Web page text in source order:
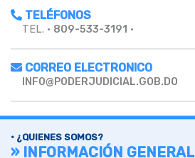
TELÉFONOS
TEL. • 809-533-3191 •
CORREO ELECTRONICO
INFO@PODERJUDICIAL.GOB.DO
• ¿QUIENES SOMOS?
» INFORMACIÓN GENERAL